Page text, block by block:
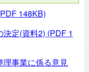
148KB)
決定(資料2) (PDF 1
事業に係る意見